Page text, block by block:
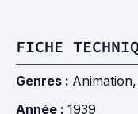
FICHE
Genres : Animation,
Année : 1939